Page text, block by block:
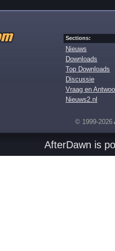
Sections:
Nieuws
Downloads
Top Downloads
Discussie
Vraag en
Nieuws2.nl
© 1999-2026
AfterDawn is